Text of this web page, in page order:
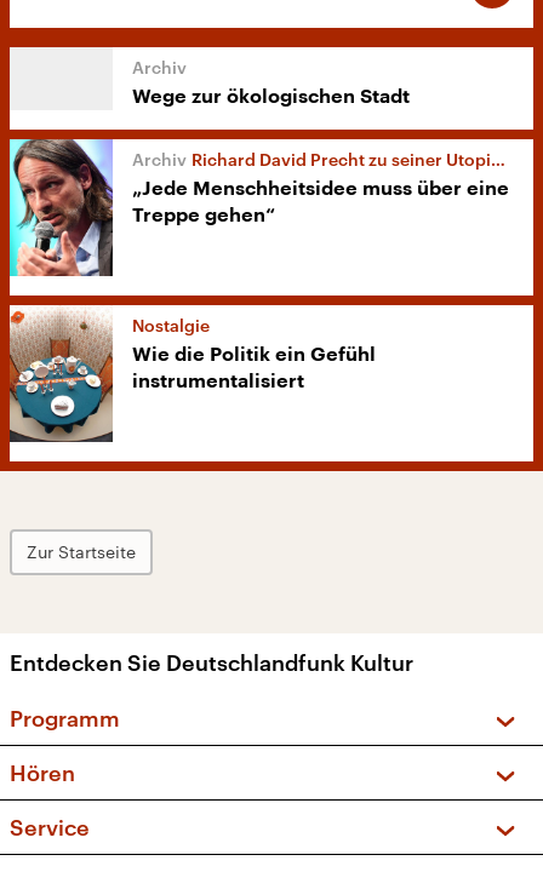
Wege zur ökologischen Stadt
Richard David Precht zu seiner Utopie-Konferenz
„Jede Menschheitsidee muss über eine
Treppe gehen“
Nostalgie
Wie die Politik ein Gefühl
instrumentalisiert
Zur Startseite
Entdecken Sie Deutschlandfunk Kultur
Programm
Sendungen und Podcasts
Musikliste
Hören
Frequenzen (UKW + DAB+)
Service